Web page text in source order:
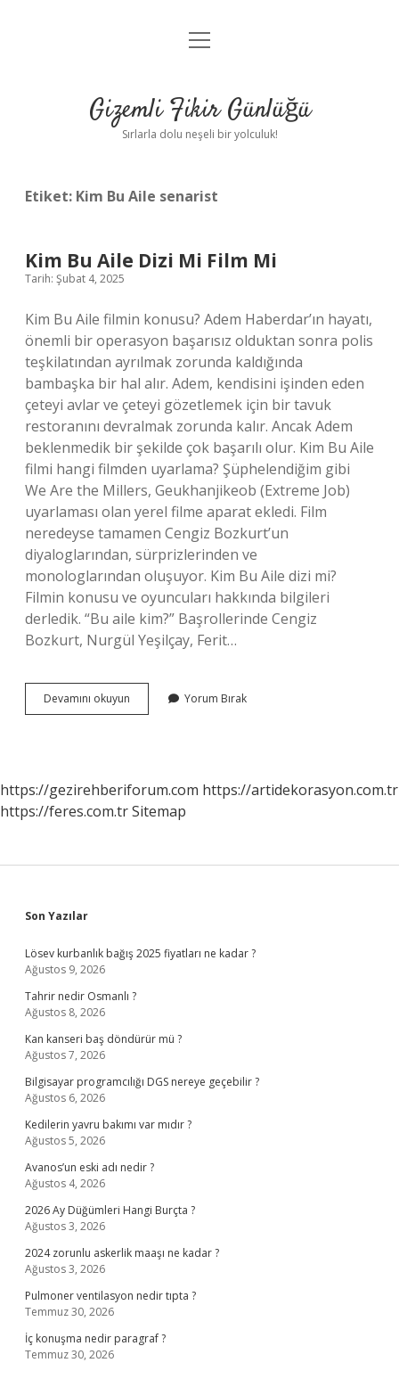
Anasayfa
Yasal Uyarı
menüyü
Gizemli Fikir Günlüğü
Sırlarla dolu neşeli bir yolculuk!
Etiket: Kim Bu Aile senarist
Kim Bu Aile Dizi Mi Film Mi
Tarih: Şubat 4, 2025
Kim Bu Aile filmin konusu? Adem Haberdar’ın hayatı,
önemli bir operasyon başarısız olduktan sonra polis
teşkilatından ayrılmak zorunda kaldığında
bambaşka bir hal alır. Adem, kendisini işinden eden
çeteyi avlar ve çeteyi gözetlemek için bir tavuk
restoranını devralmak zorunda kalır. Ancak Adem
beklenmedik bir şekilde çok başarılı olur. Kim Bu Aile
filmi hangi filmden uyarlama? Şüphelendiğim gibi
We Are the Millers, Geukhanjikeob (Extreme Job)
uyarlaması olan yerel filme aparat ekledi. Film
neredeyse tamamen Cengiz Bozkurt’un
diyaloglarından, sürprizlerinden ve
monologlarından oluşuyor. Kim Bu Aile dizi mi?
Filmin konusu ve oyuncuları hakkında bilgileri
derledik. “Bu aile kim?” Başrollerinde Cengiz
Bozkurt, Nurgül Yeşilçay, Ferit…
Devamını okuyun
Bu
Mi
Yorum Bırak
https://gezirehberiforum.com https://artidekorasyon.com.tr
https://feres.com.trSitemap
Sidebar
Son Yazılar
Lösev kurbanlık bağış 2025 fiyatları ne kadar ?
Ağustos 9, 2026
Tahrir nedir Osmanlı ?
Ağustos 8, 2026
Kan kanseri baş döndürür mü ?
Ağustos 7, 2026
Bilgisayar programcılığı DGS nereye geçebilir ?
Ağustos 6, 2026
Kedilerin yavru bakımı var mıdır ?
Ağustos 5, 2026
Avanos’un eski adı nedir ?
Ağustos 4, 2026
2026 Ay Düğümleri Hangi Burçta ?
Ağustos 3, 2026
2024 zorunlu askerlik maaşı ne kadar ?
Ağustos 3, 2026
Pulmoner ventilasyon nedir tıpta ?
Temmuz 30, 2026
İç konuşma nedir paragraf ?
Temmuz 30, 2026